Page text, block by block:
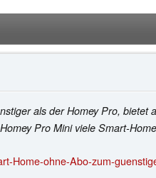
als der Homey Pro,
Pro Mini viele Smart-
Home-ohne-Abo-zum-